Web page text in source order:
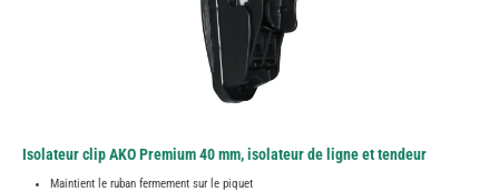
Isolateur clip AKO Premium 40 mm, isolateur de ligne et tendeur
Maintient le ruban fermement sur le piquet